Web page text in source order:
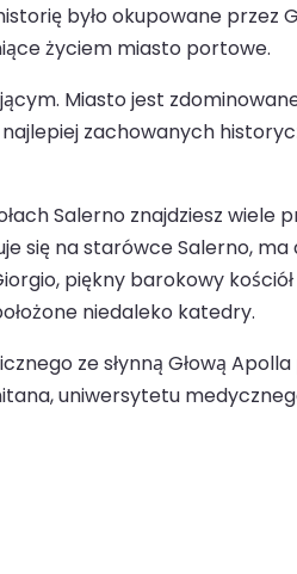
było okupowane
życiem miasto portowe.
Miasto jest
zachowanych
Salerno znajdziesz wiele
na starówce Salerno,
piękny barokowy
niedaleko katedry.
ze słynną Głową
uniwersytetu